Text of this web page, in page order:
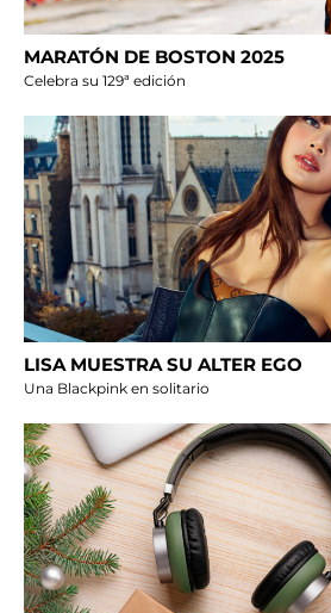
MARATÓN DE BOSTON 2025
Celebra su 129ª edición
LISA MUESTRA SU ALTER EGO
Una Blackpink en solitario